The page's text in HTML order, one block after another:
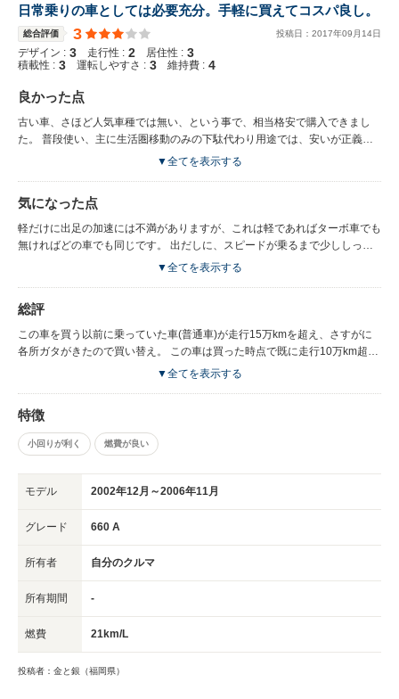
日常乗りの車としては必要充分。手軽に買えてコスパ良し。
総合評価 3 投稿日： 2017年09 月 14日
デザイン : 3 走行性 : 2 居住性 : 3
積載性 : 3 運転しやすさ : 3 維持費 : 4
良かった点
古い車、さほど人気車種では無い、という事で、相当格安で購入できまし
た。 普段使い、主に生活圏移動のみの下駄代わり用途では、安いが正義で
▼全てを表示する
気になった点
軽だけに出足の加速には不満がありますが、これは軽であればターボ車でも
無ければどの車でも同じです。 出だしに、スピードが乗るまで少ししっか
りアクセルを踏む、という運転技術で充分カバーできます。
▼全てを表示する
総評
この車を買う以前に乗っていた車(普通車)が走行15万kmを超え、さすがに
各所ガタがきたので買い替え。 この車は買った時点で既に走行10万km超え
の中古車でしたが、乗り出し25万円と、とにかく安価で入手できました。
を、改めて良く考えてみると… 生活圏は半径10km(片道15分程度)以内、そ
の範囲内に職場も買い物先も友人知人宅もあり、その生活圏外を超えての遠
出はほぼ無し。 生活圏内には急な坂道等はほとんど無く、山道も無い。 通
求めていない。 家族構成は私と妻の2人。 この条件だと、維持、ランニン
し、ハイトワゴンタイプの車なんてもっと必要ないんですよね。 車体が大
中古でも高値相場です。 ワゴン・ハイトワゴンタイプの車は視点が高くな
り、腰高になるのでふらつきを強く感じますし、視認性は上がりますが同時
とどうなのかな、と思います。 リアを派手にぶつけてそのまま修理せず走
乗っても狭苦しさは感じません。 シートを後ろに下げればそれなりの空間
は確保できますし。 よく、買い物の時等に荷物が積みやすい、多く積める
から同じ軽でもワゴン、ハイトワゴンがいい… と言う声を聞きますが、実
▼全てを表示する
特徴
小回りが利く 燃費が良い
モデル 2002年12月～2006年11月
グレード 660 A
所有者 自分のクルマ
所有期間 -
燃費 21km/L
投稿者：金と銀（福岡県）